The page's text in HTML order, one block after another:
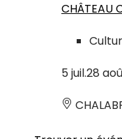
CHÂTEAU
5 juil.28